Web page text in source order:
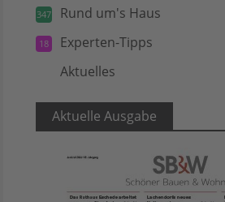
347 Rund um's Haus
18 Experten-Tipps
Aktuelles
Aktuelle Ausgabe